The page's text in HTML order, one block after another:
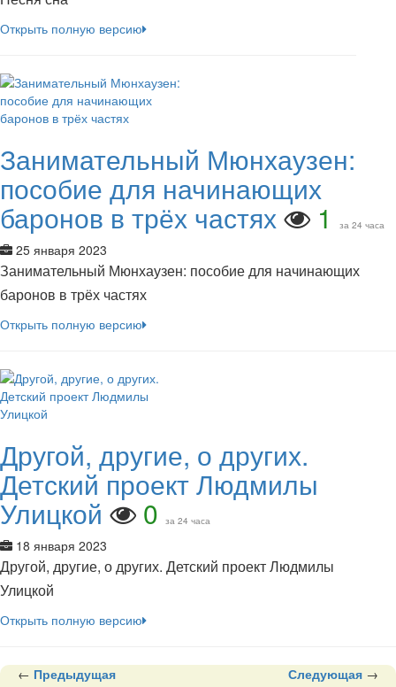
Открыть полную версию
Занимательный Мюнхаузен:
пособие для начинающих
баронов в трёх частях 1 за 24 часа
25 января 2023
Занимательный Мюнхаузен: пособие для начинающих
баронов в трёх частях
Открыть полную версию
Другой, другие, о других.
Детский проект Людмилы
Улицкой 0 за 24 часа
18 января 2023
Другой, другие, о других. Детский проект Людмилы
Улицкой
Открыть полную версию
← Предыдущая Следующая →